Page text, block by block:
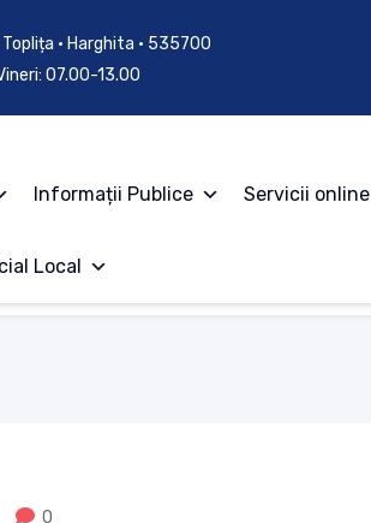
Toplița • Harghita • 535700
07.00-13.00
Informații Publice Servicii online
Local
0